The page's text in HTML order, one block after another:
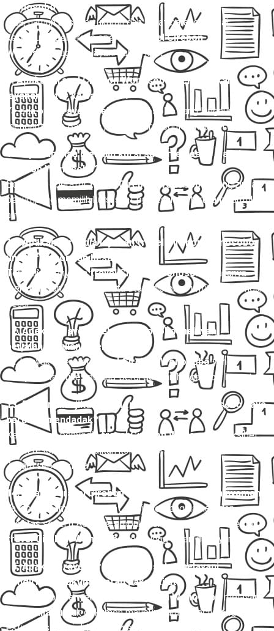
Wonosobo?
Bisa, namun pastikan ukuran dan berat barang sesuai
ketentuan. Beberapa operator
travel Cirebon
Wonosobojuga melayani paket kilat.
9. Apakah travel Cirebon Wonosobo menyediakan
layanan antar ke bandara ?
Ya, ada opsi
travel Cirebon Wonosoboyang langsung
mengantar ke Bandara , baik secara reguler maupun charter.
10. Apakah bisa memilih kursi saat memesan travel
Cirebon Wonosobo?
Beberapa operatortravel Cirebon Wonosobo
mengizinkan
penumpang memilih kursi saat pemesanan, terutama untuk
armada Hiace dan Elf.
11. Apakah tersedia layanan travel Cirebon Wonosobo
untuk rombongan besar?
Tersedia. Penyediatravel Cirebon Wonosobo
biasanya
menyediakan bus pariwisata atau microbus untuk rombongan
besar.
12. Apakah travel Cirebon Wonosobo melayani
perjalanan pulang-pergi (PP)?
Ya, banyak operator
travel Cirebon Wonosoboyang
menyediakan tiket pulang-pergi dengan harga lebih hemat.
13. Bagaimana jika jadwal travel Cirebon Wonosobo saya
berubah mendadak?
Kebanyakan penyediatravel Cirebon Wonosobo
fleksibel
untuk reschedule, asalkan konfirmasi dilakukan minimal 12–
24 jam sebelumnya.
14. Apakah travel Cirebon Wonosobo aman dan nyaman?
Ya, dengan armada terawat, sopir berpengalaman, dan
fasilitas seperti AC, kursi empuk, serta layanan antar-jemput,
travel Cirebon Wonosobo
tergolong aman dan nyaman.
15. Apakah travel Cirebon Wonosobo melayani
pengiriman dokumen atau paket kilat?
Ya, beberapa penyedia
travel Cirebon Wonosobo melayani
paket kilat
untuk dokumen maupun barang kecil dengan
estimasi sampai di hari yang sama.